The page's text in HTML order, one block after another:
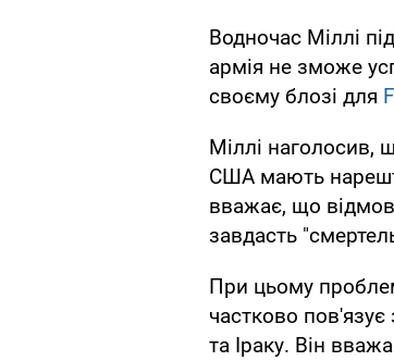
Водночас Міллі
армія не зможе
своєму блозі для
Міллі наголосив,
США мають
вважає, що
завдасть
При цьому
частково пов'язує
та Іраку. Він